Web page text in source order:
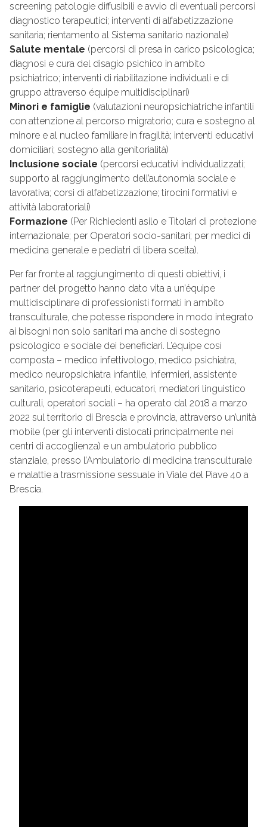
screening patologie diffusibili e avvio di eventuali percorsi
diagnostico terapeutici; interventi di alfabetizzazione
sanitaria; rientamento al Sistema sanitario nazionale)
Salute mentale (percorsi di presa in carico psicologica;
diagnosi e cura del disagio psichico in ambito
psichiatrico; interventi di riabilitazione individuali e di
gruppo attraverso équipe multidisciplinari)
Minori e famiglie (valutazioni neuropsichiatriche infantili
con attenzione al percorso migratorio; cura e sostegno al
minore e al nucleo familiare in fragilità; interventi educativi
domiciliari; sostegno alla genitorialità)
Inclusione sociale (percorsi educativi individualizzati;
supporto al raggiungimento dell’autonomia sociale e
lavorativa; corsi di alfabetizzazione; tirocini formativi e
attività laboratoriali)
Formazione (Per Richiedenti asilo e Titolari di protezione
internazionale; per Operatori socio-sanitari; per medici di
medicina generale e pediatri di libera scelta).
Per far fronte al raggiungimento di questi obiettivi, i
partner del progetto hanno dato vita a un’équipe
multidisciplinare di professionisti formati in ambito
transculturale, che potesse rispondere in modo integrato
ai bisogni non solo sanitari ma anche di sostegno
psicologico e sociale dei beneficiari. L’équipe così
composta – medico infettivologo, medico psichiatra,
medico neuropsichiatra infantile, infermieri, assistente
sanitario, psicoterapeuti, educatori, mediatori linguistico
culturali, operatori sociali – ha operato dal 2018 a marzo
2022 sul territorio di Brescia e provincia, attraverso un’unità
mobile (per gli interventi dislocati principalmente nei
centri di accoglienza) e un ambulatorio pubblico
stanziale, presso l’Ambulatorio di medicina transculturale
e malattie a trasmissione sessuale in Viale del Piave 40 a
Brescia.